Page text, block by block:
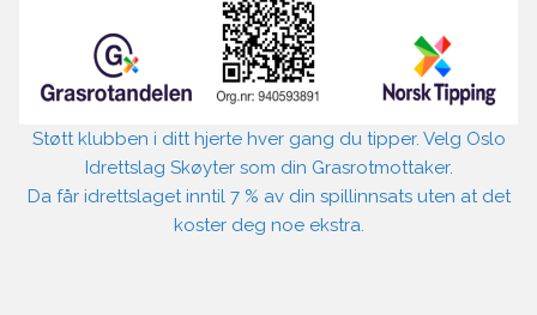
Støtt klubben i ditt hjerte hver gang du tipper. Velg Oslo
Idrettslag Skøyter som din Grasrotmottaker.
Da får idrettslaget inntil 7 % av din spillinnsats uten at det
koster deg noe ekstra.